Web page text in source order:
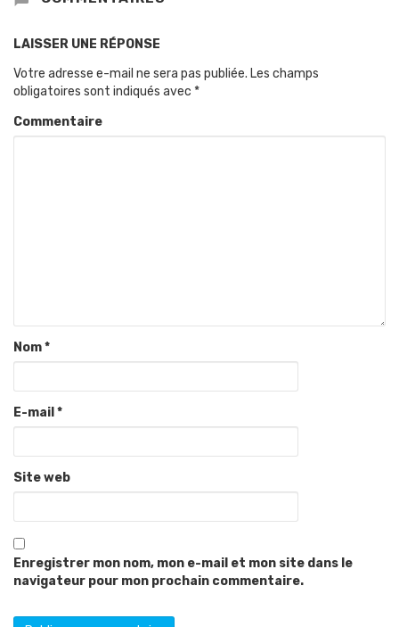
LAISSER UNE RÉPONSE
Votre adresse e-mail ne sera pas publiée. Les champs
obligatoires sont indiqués avec *
Commentaire
Nom*
E-mail *
Site web
Enregistrer mon nom, mon e-mail et mon site dans le
navigateur pour mon prochain commentaire.